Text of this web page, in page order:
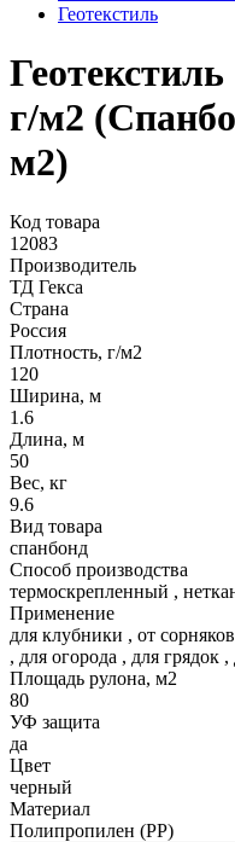
Геотекстиль
г/м2
м2)
Код товара
12083
Производитель
ТД Гекса
Страна
Россия
Плотность, г/м2
120
Ширина, м
1.6
Длина, м
50
Вес, кг
9.6
Вид товара
спанбонд
Способ производства
термоскрепленный ,
Применение
для клубники , от сорняков
, для огорода , для грядок ,
Площадь рулона, м2
80
УФ защита
да
Цвет
черный
Материал
Полипропилен (РР)